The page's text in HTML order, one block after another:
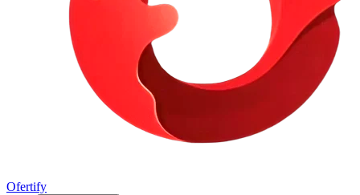
Ofertify